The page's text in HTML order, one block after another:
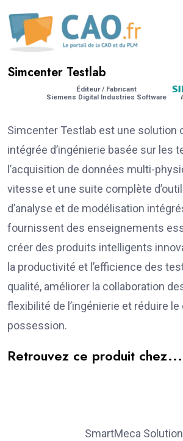
Simcenter Testlab
Éditeur / Fabricant
Siemens Digital Industries Software
Simcenter Testlab est une solution
intégrée d’ingénierie basée sur les
l’acquisition de données multi-
vitesse et une suite complète
d’analyse et de modélisation
fournissent des enseignements
créer des produits intelligents
la productivité et l’efficience des
qualité, améliorer la collaboration
flexibilité de l’ingénierie et réduire
possession.
Retrouvez ce produit chez...
SmartMeca